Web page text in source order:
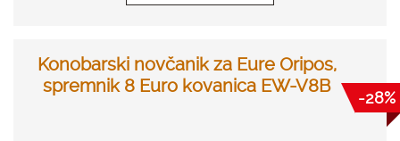
Konobarski novčanik za Eure Oripos,
spremnik 8 Euro kovanica EW-V8B
-28%